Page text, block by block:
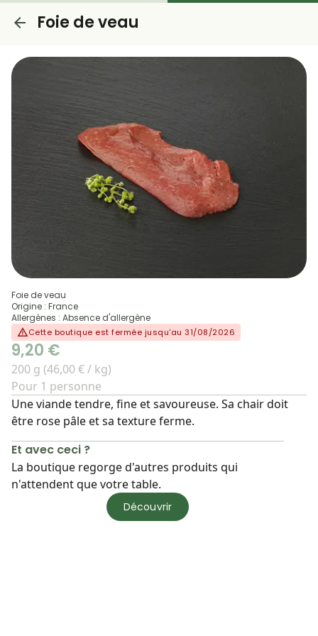
Foie de veau
Foie de veau
Origine : France
Allergènes : Absence d'allergène
Cette boutique est fermée jusqu'au 31/08/2026
9,20 €
200 g (46,00 € / kg)
Pour 1 personne
Une viande tendre, fine et savoureuse. Sa chair doit
être rose pâle et sa texture ferme.
Et avec ceci ?
La boutique regorge d'autres produits qui
n'attendent que votre table.
Découvrir